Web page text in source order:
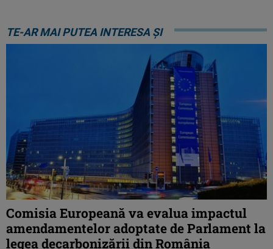
TE-AR MAI PUTEA INTERESA ȘI
Comisia Europeană va evalua impactul
amendamentelor adoptate de Parlament la
legea decarbonizării din România